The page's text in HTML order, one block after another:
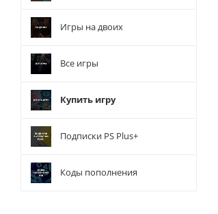
Игры на двоих
Все игры
Купить игру
Подписки PS Plus+
Коды пополнения